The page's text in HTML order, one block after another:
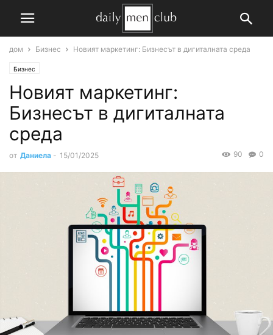
дом Бизнес Новият маркетинг: Бизнесът в дигиталната среда
Бизнес
Новият маркетинг:
Бизнесът в дигиталната
среда
от Даниела - 15/01/2025 0
90